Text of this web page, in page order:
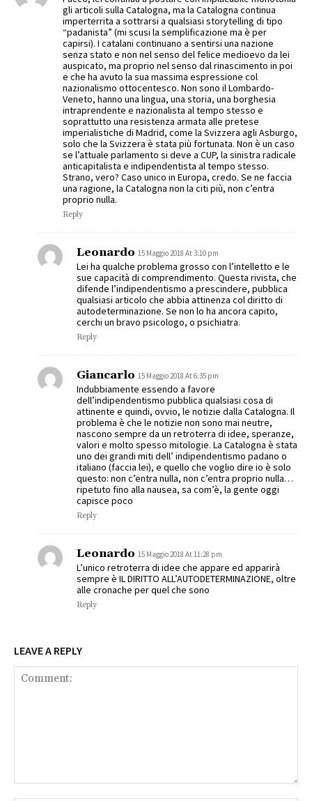
gli articoli sulla Catalogna, ma la Catalogna continua
imperterrita a sottrarsi a qualsiasi storytelling di tipo
“padanista” (mi scusi la semplificazione ma è per
capirsi). I catalani continuano a sentirsi una nazione
senza stato e non nel senso del felice medioevo da lei
auspicato, ma proprio nel senso dal rinascimento in poi
e che ha avuto la sua massima espressione col
nazionalismo ottocentesco. Non sono il Lombardo-
Veneto, hanno una lingua, una storia, una borghesia
intraprendente e nazionalista al tempo stesso e
soprattutto una resistenza armata alle pretese
imperialistiche di Madrid, come la Svizzera agli Asburgo,
solo che la Svizzera è stata più fortunata. Non è un caso
se l’attuale parlamento si deve a CUP, la sinistra radicale
anticapitalista e indipendentista al tempo stesso.
Strano, vero? Caso unico in Europa, credo. Se ne faccia
una ragione, la Catalogna non la citi più, non c’entra
proprio nulla.
Reply
Leonardo 15 Maggio 2018 At 3:10 pm
Lei ha qualche problema grosso con l’intelletto e le
sue capacità di comprendimento. Questa rivista, che
difende l’indipendentismo a prescindere, pubblica
qualsiasi articolo che abbia attinenza col diritto di
autodeterminazione. Se non lo ha ancora capito,
cerchi un bravo psicologo, o psichiatra.
Reply
Giancarlo 15 Maggio 2018 At 6:35 pm
Indubbiamente essendo a favore
dell’indipendentismo pubblica qualsiasi cosa di
attinente e quindi, ovvio, le notizie dalla Catalogna. Il
problema è che le notizie non sono mai neutre,
nascono sempre da un retroterra di idee, speranze,
valori e molto spesso mitologie. La Catalogna è stata
uno dei grandi miti dell’ indipendentismo padano o
italiano (faccia lei), e quello che voglio dire io è solo
questo: non c’entra nulla, non c’entra proprio nulla…
ripetuto fino alla nausea, sa com’è, la gente oggi
capisce poco
Reply
Leonardo 15 Maggio 2018 At 11:28 pm
L’unico retroterra di idee che appare ed apparirà
sempre è IL DIRITTO ALL’AUTODETERMINAZIONE, oltre
alle cronache per quel che sono
Reply
LEAVE A REPLY